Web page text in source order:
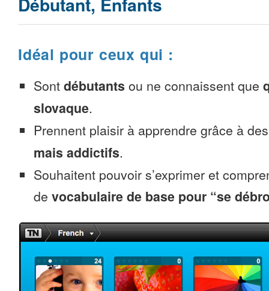
Idéal pour ceux qui :
Sont débutants ou ne connaissent que
slovaque.
Prennent plaisir à apprendre grâce à
mais addictifs.
Souhaitent pouvoir s’exprimer et
de vocabulaire de base pour “se